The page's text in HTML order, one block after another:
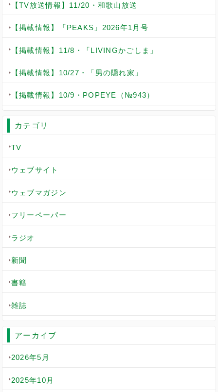
【TV放送情報】11/20・和歌山放送
【掲載情報】「PEAKS」2026年1月号
【掲載情報】11/8・「LIVINGかごしま」
【掲載情報】10/27・「男の隠れ家」
【掲載情報】10/9・POPEYE（№943）
カテゴリ
TV
ウェブサイト
ウェブマガジン
フリーペーパー
ラジオ
新聞
書籍
雑誌
アーカイブ
2026年5月
2025年10月